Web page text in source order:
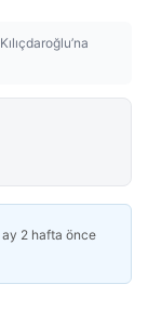
ay 2 hafta önce